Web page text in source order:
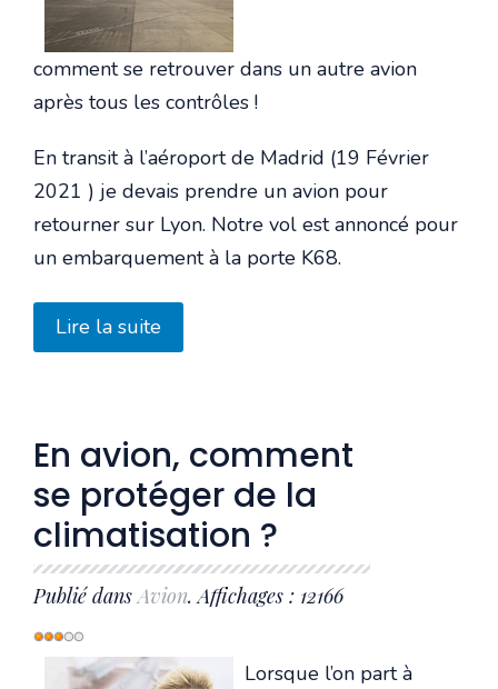
comment se retrouver dans un autre avion
après tous les contrôles !
En transit à l’aéroport de Madrid (19 Février
2021 ) je devais prendre un avion pour
retourner sur Lyon. Notre vol est annoncé pour
un embarquement à la porte K68.
Lire la suite
En avion, comment
se protéger de la
climatisation ?
Publié dansAvion. Affichages : 12166
Vote
utilisateur: 3/5
Lorsque l’on part à